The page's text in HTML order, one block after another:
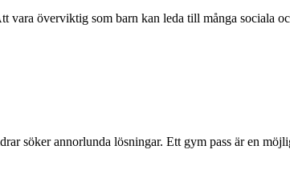
vara överviktig som barn kan leda till många sociala
söker annorlunda lösningar. Ett gym pass är en